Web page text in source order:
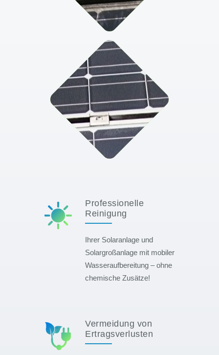
Professionelle
Reinigung
Ihrer Solaranlage und
Solargroßanlage mit mobiler
Wasseraufbereitung – ohne
chemische Zusätze!
Vermeidung von
Ertragsverlusten